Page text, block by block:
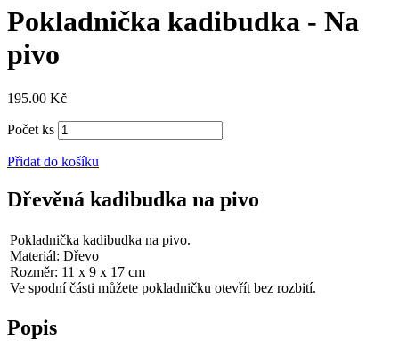
Pokladnička kadibudka - Na
pivo
195.00 Kč
Počet ks
Přidat do košíku
Dřevěná kadibudka na pivo
Pokladnička kadibudka na pivo.
Materiál: Dřevo
Rozměr: 11 x 9 x 17 cm
Ve spodní části můžete pokladničku otevřít bez rozbití.
Popis